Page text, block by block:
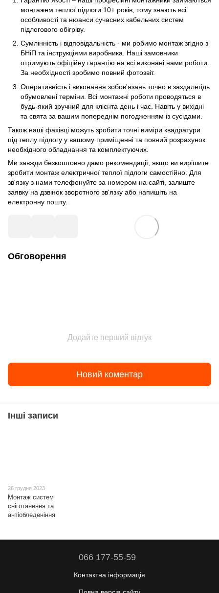
монтажем теплої підлоги 10+ років, тому знають всі
особливості та нюанси сучасних кабельних систем
підлогового обігріву.
Сумлінність і відповідальність - ми робимо монтаж згідно з
БНіП та інструкціями виробника. Наші замовники
отримують офіційну гарантію на всі виконані нами роботи.
За необхідності зробимо повний фотозвіт.
Оперативність і виконання зобов'язань точно в заздалегідь
обумовлені терміни. Всі монтажні роботи проводяться в
будь-який зручний для клієнта день і час. Навіть у вихідні
та свята за вашим попереднім погодженням із сусідами.
Також наші фахівці можуть зробити точні виміри квадратури
під теплу підлогу у вашому приміщенні та повний розрахунок
необхідного обладнання та комплектуючих.
Ми завжди безкоштовно дамо рекомендації, якщо ви вирішите
зробити монтаж електричної теплої підлоги самостійно. Для
зв'язку з нами телефонуйте за номером на сайті, залиште
заявку на дзвінок зворотного зв'язку або напишіть на
електронну пошту.
Обговорення
Додайте перший відгук
Новий коментар
Інші записи
26 грудня 2023
Монтаж систем
сніготанення та
антіобледеніння
066 177-55-59
Контактна інформація